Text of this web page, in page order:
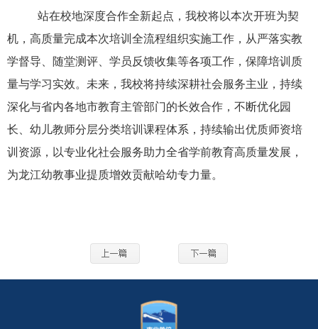
站在校地深度合作全新起点，我校将以本次开班为契
机，高质量完成本次培训全流程组织实施工作，从严落实教
学督导、随堂测评、学员反馈收集等各项工作，保障培训质
量与学习实效。未来，我校将持续深耕社会服务主业，持续
深化与省内各地市教育主管部门的长效合作，不断优化园
长、幼儿教师分层分类培训课程体系，持续输出优质师资培
训资源，以专业化社会服务助力全省学前教育高质量发展，
为龙江幼教事业提质增效贡献哈幼专力量。